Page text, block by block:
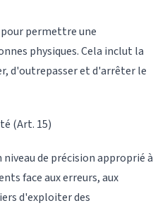
permettre une
physiques. Cela inclut la
d'outrepasser et d'arrêter le
(Art. 15)
de précision approprié à
face aux erreurs, aux
d'exploiter des